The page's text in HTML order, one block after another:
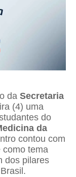
da Secretaria
(4) uma
do
da
contou com
como tema
dos pilares